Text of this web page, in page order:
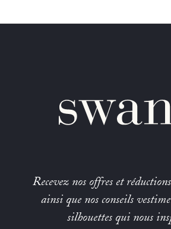
Recevez nos offres et
ainsi que nos conseils
silhouettes qui nous